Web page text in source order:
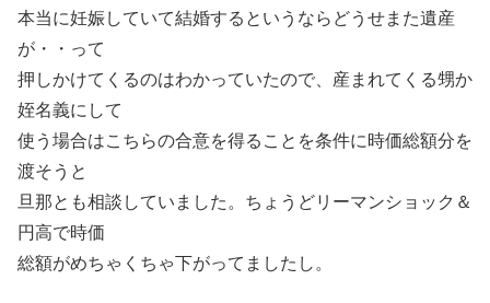
本当に妊娠していて結婚するというならどうせまた遺産
が・・って
押しかけてくるのはわかっていたので、産まれてくる甥か
姪名義にして
使う場合はこちらの合意を得ることを条件に時価総額分を
渡そうと
旦那とも相談していました。ちょうどリーマンショック＆
円高で時価
総額がめちゃくちゃ下がってましたし。